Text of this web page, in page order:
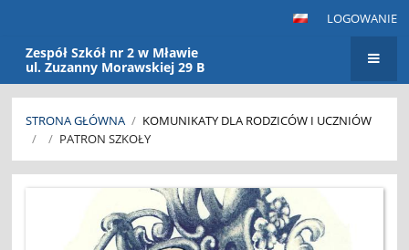
LOGOWANIE
Zespół Szkół nr 2 w Mławie
ul. Zuzanny Morawskiej 29 B
STRONA GŁÓWNA / KOMUNIKATY DLA RODZICÓW I UCZNIÓW
/
/ PATRON SZKOŁY
Patron